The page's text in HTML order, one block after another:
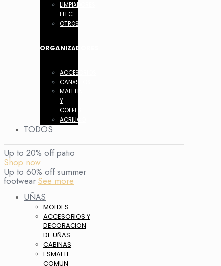
LIMPIADORES
ELEC.
OTROS
ORGANIZADORES
ACCESORIOS
CANASTOS
MALETIN
Y
COFRES
ACRILICO
TODOS
Up to 20% off patio
Shop now
Up to 60% off summer
footwear See more
UÑAS
MOLDES
ACCESORIOS Y
DECORACION
DE UÑAS
CABINAS
ESMALTE
COMUN